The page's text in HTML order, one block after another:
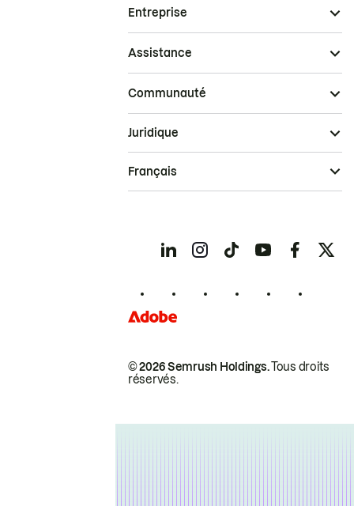
Entreprise
Assistance
Communauté
© 2026 Semrush Holdings.Tous droits
réservés.
Juridique
Français